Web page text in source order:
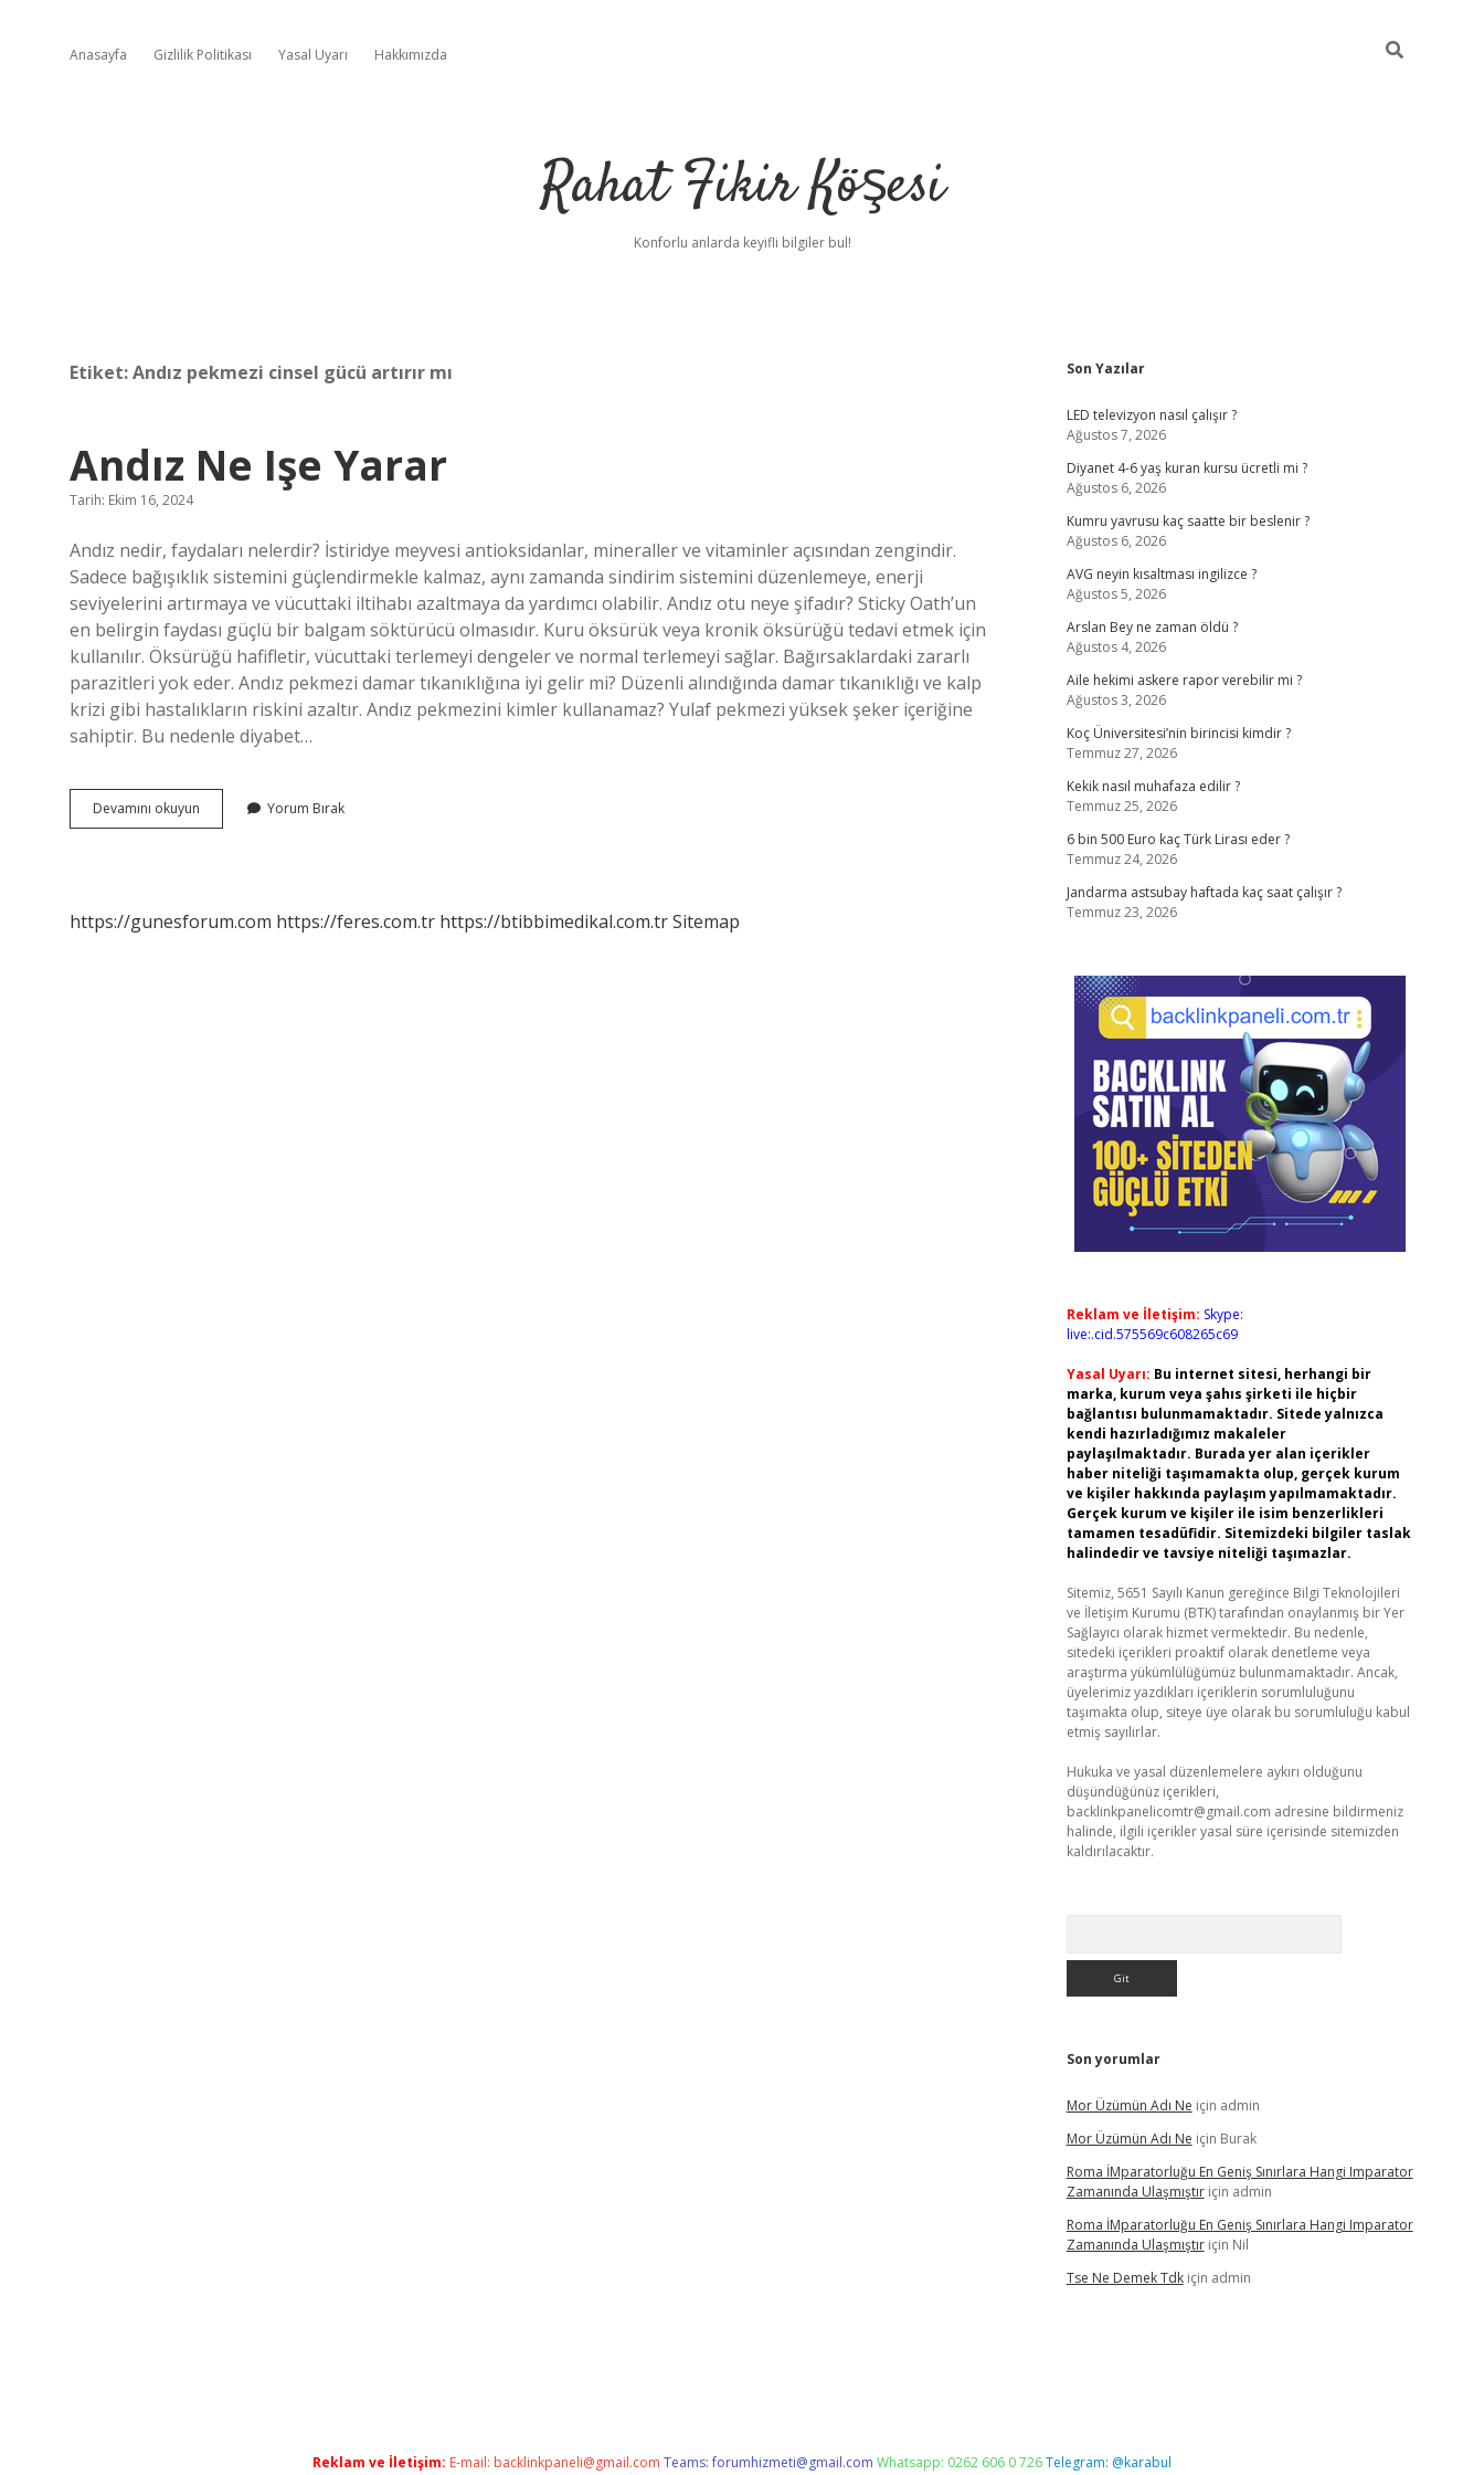
Anasayfa Gizlilik Politikası Yasal Uyarı Hakkımızda
Rahat Fikir Köşesi
Konforlu anlarda keyifli bilgiler bul!
Etiket:Andız pekmezi cinsel gücü artırır mı
Andız Ne Işe Yarar
Tarih: Ekim 16, 2024
Andız nedir, faydaları nelerdir? İstiridye meyvesi antioksidanlar, mineraller ve vitaminler açısından zengindir.
Sadece bağışıklık sistemini güçlendirmekle kalmaz, aynı zamanda sindirim sistemini düzenlemeye, enerji
seviyelerini artırmaya ve vücuttaki iltihabı azaltmaya da yardımcı olabilir. Andız otu neye şifadır? Sticky Oath’un
en belirgin faydası güçlü bir balgam söktürücü olmasıdır. Kuru öksürük veya kronik öksürüğü tedavi etmek için
kullanılır. Öksürüğü hafifletir, vücuttaki terlemeyi dengeler ve normal terlemeyi sağlar. Bağırsaklardaki zararlı
parazitleri yok eder. Andız pekmezi damar tıkanıklığına iyi gelir mi? Düzenli alındığında damar tıkanıklığı ve kalp
krizi gibi hastalıkların riskini azaltır. Andız pekmezini kimler kullanamaz? Yulaf pekmezi yüksek şeker içeriğine
sahiptir. Bu nedenle diyabet…
Devamını okuyun
Ne
Yorum Bırak
https://gunesforum.com https://feres.com.tr https://btibbimedikal.com.trSitemap
Sidebar
Son Yazılar
LED televizyon nasıl çalışır ?
Ağustos 7, 2026
Diyanet 4-6 yaş kuran kursu ücretli mi ?
Ağustos 6, 2026
Kumru yavrusu kaç saatte bir beslenir ?
Ağustos 6, 2026
AVG neyin kısaltması ingilizce ?
Ağustos 5, 2026
Arslan Bey ne zaman öldü ?
Ağustos 4, 2026
Aile hekimi askere rapor verebilir mi ?
Ağustos 3, 2026
Koç Üniversitesi’nin birincisi kimdir ?
Temmuz 27, 2026
Kekik nasıl muhafaza edilir ?
Temmuz 25, 2026
6 bin 500 Euro kaç Türk Lirası eder ?
Temmuz 24, 2026
Jandarma astsubay haftada kaç saat çalışır ?
Temmuz 23, 2026
Reklam ve İletişim: Skype:
live:.cid.575569c608265c69
Yasal Uyarı: Bu internet sitesi, herhangi bir
marka, kurum veya şahıs şirketi ile hiçbir
bağlantısı bulunmamaktadır. Sitede yalnızca
kendi hazırladığımız makaleler
paylaşılmaktadır. Burada yer alan içerikler
haber niteliği taşımamakta olup, gerçek kurum
ve kişiler hakkında paylaşım yapılmamaktadır.
Gerçek kurum ve kişiler ile isim benzerlikleri
tamamen tesadüfidir. Sitemizdeki bilgiler taslak
halindedir ve tavsiye niteliği taşımazlar.
Sitemiz, 5651 Sayılı Kanun gereğince Bilgi Teknolojileri
ve İletişim Kurumu (BTK) tarafından onaylanmış bir Yer
Sağlayıcı olarak hizmet vermektedir. Bu nedenle,
sitedeki içerikleri proaktif olarak denetleme veya
araştırma yükümlülüğümüz bulunmamaktadır. Ancak,
üyelerimiz yazdıkları içeriklerin sorumluluğunu
taşımakta olup, siteye üye olarak bu sorumluluğu kabul
etmiş sayılırlar.
Hukuka ve yasal düzenlemelere aykırı olduğunu
düşündüğünüz içerikleri,
backlinkpanelicomtr@gmail.com adresine bildirmeniz
halinde, ilgili içerikler yasal süre içerisinde sitemizden
kaldırılacaktır.
Son yorumlar
Mor Üzümün Adı Ne için admin
Mor Üzümün Adı Ne için Burak
Roma İMparatorluğu En Geniş Sınırlara Hangi Imparator
Zamanında Ulaşmıştıriçin admin
Roma İMparatorluğu En Geniş Sınırlara Hangi Imparator
Zamanında Ulaşmıştıriçin Nil
Tse Ne Demek Tdkiçin admin
ilbet yeni giriş
Reklam ve İletişim: E-mail: backlinkpaneli@gmail.com Teams:forumhizmeti@gmail.com Whatsapp: 0262 606 0 726Telegram: @karabul